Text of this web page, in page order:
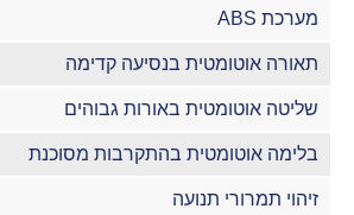
מערכת ABS
תאורה אוטומטית בנסיעה קדימה
שליטה אוטומטית באורות גבוהים
בלימה אוטומטית בהתקרבות מסוכנת
זיהוי תמרורי תנועה